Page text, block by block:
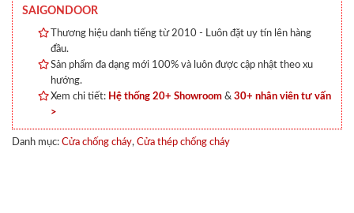
SAIGONDOOR
Thương hiệu danh tiếng từ 2010 - Luôn đặt uy tín lên hàng
đầu.
Sản phẩm đa dạng mới 100% và luôn được cập nhật theo xu
hướng.
Xem chi tiết: Hệ thống 20+ Showroom & 30+ nhân viên tư vấn
>
Danh mục: Cửa chống cháy, Cửa thép chống cháy